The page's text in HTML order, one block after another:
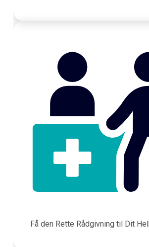
Få den Rette Rådgivning til Dit